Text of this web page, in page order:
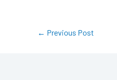
← Previous Post